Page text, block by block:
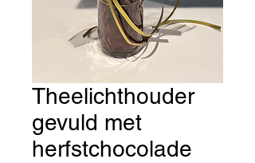
Theelichthouder
gevuld met
herfstchocolade